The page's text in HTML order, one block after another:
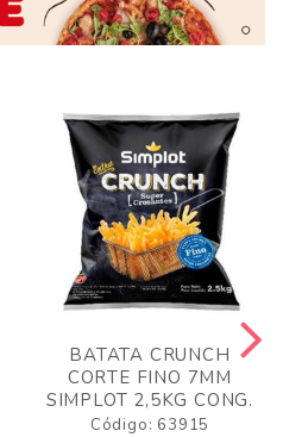
BATATA CRUNCH
CORTE FINO 7MM
SIMPLOT 2,5KG CONG.
Código: 63915